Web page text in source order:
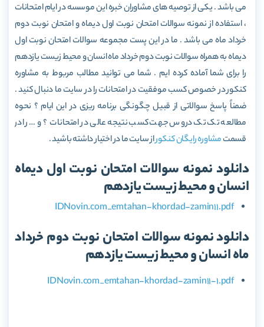
می باشد . یکی از توصیه های مشاوران خبره این موسسه در ایام امتحانات
، استفاده از نمونه سوالات امتحان نوبت اول دیماه و امتحان نوبت دوم
خرداد ماه می باشد . ما در این پست مجموعه سوالات امتحان نوبت اول
دیماه به همراه سوالات نوبت دوم خرداد ماه انسان و محیط زیست یازدهم
را برای شما آماده کرده ایم . شما می توانید مطالب مربوط به مشاوره
کنکور در خصوص کسب موفقیت در امتحانات را در سایت ما دنبال کنید .
ضمناً پاسخ سوالاتی از قبیل چگونگی برنامه ریزی در این ایام ؟ نحوه
مطالعه تک تک دروس جهت کسب نتیجه عالی در امتحانات ؟ و … را در
قسمتمشاوره رایگان کنکوراز سایت ما در اختیار داشته باشید .
دانلود نمونه سوالات امتحان نوبت اول دیماه
انسان و محیط زیست یازدهم
IDNovin.com_emtahan-khordad-zamin11.pdf
دانلود نمونه سوالات امتحان نوبت دوم خرداد
ماه انسان و محیط زیست یازدهم
IDNovin.com_emtahan-khordad-zamin11-1.pdf